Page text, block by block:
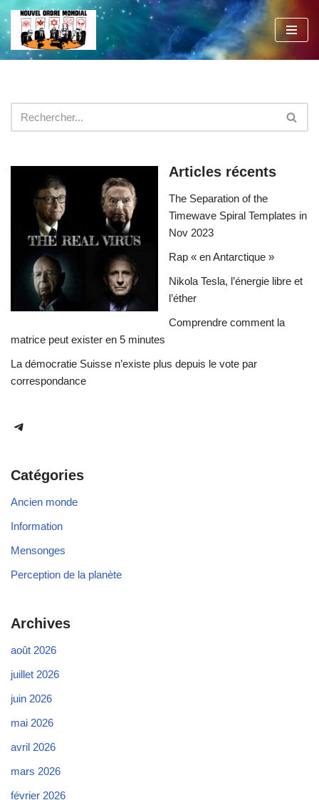
Aller
au
Articles récents
The Separation of the
Timewave Spiral Templates in
Nov 2023
Rap « en Antarctique »
Nikola Tesla, l’énergie libre et
l’éther
Comprendre comment la
matrice peut exister en 5 minutes
La démocratie Suisse n’existe plus depuis le vote par
correspondance
Catégories
Ancien monde
Information
Mensonges
Perception de la planète
Archives
août 2026
juillet 2026
juin 2026
mai 2026
avril 2026
mars 2026
février 2026